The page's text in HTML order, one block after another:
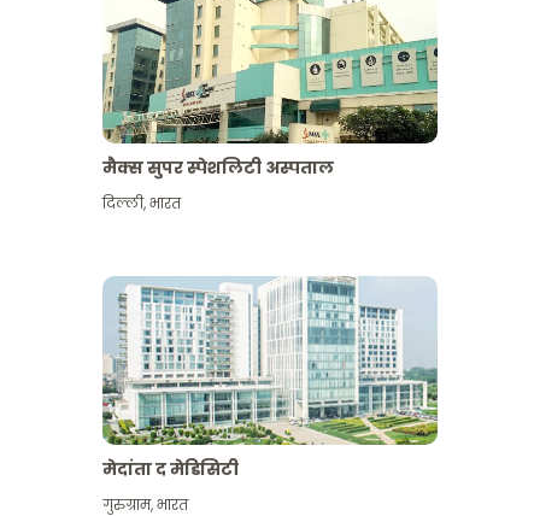
मैक्स सुपर स्पेशलिटी अस्पताल
दिल्ली,भारत
मेदांता द मेडिसिटी
गुरुग्राम,भारत